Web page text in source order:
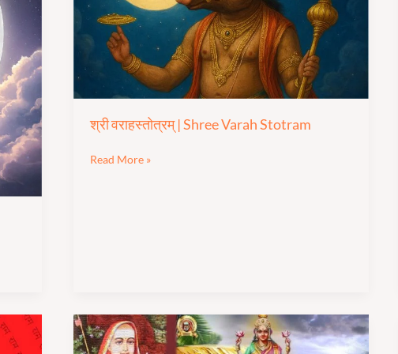
श्री वराहस्तोत्रम् | Shree Varah Stotram
Varah
Stotram
Read More »
आदि